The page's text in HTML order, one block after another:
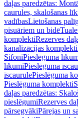
daļas paredzētas:
caurules, skalošanas
vadībasLietošanas
pisuāriem un bidē
komplektiRezerves
kanalizācijas komplekti
SifoniPieslēguma
līkumiPieslēguma
īscaurulePieslēguma
Pieslēguma komplekti
daļas paredzētas:
pieslēgumiRezerves
pārsegvākiPārejas un